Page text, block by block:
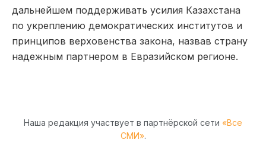
дальнейшем поддерживать усилия Казахстана
по укреплению демократических институтов и
принципов верховенства закона, назвав страну
надежным партнером в Евразийском регионе.
Наша редакция участвует в партнёрской сети «Все
СМИ».